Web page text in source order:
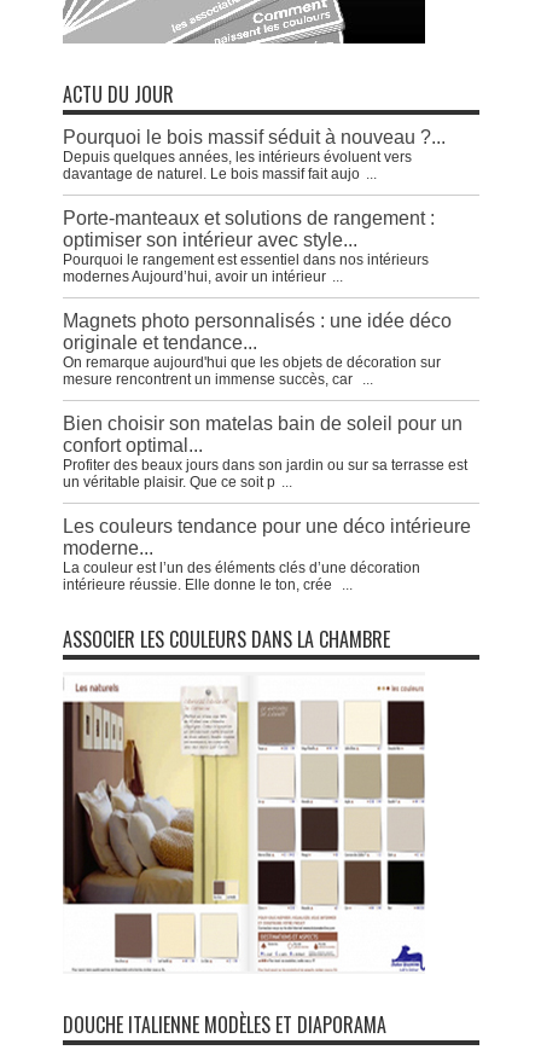
ACTU DU JOUR
Pourquoi le bois massif séduit à nouveau ?...
Depuis quelques années, les intérieurs évoluent vers
davantage de naturel. Le bois massif fait aujo ...
Porte-manteaux et solutions de rangement :
optimiser son intérieur avec style...
Pourquoi le rangement est essentiel dans nos intérieurs
modernes Aujourd’hui, avoir un intérieur ...
Magnets photo personnalisés : une idée déco
originale et tendance...
On remarque aujourd'hui que les objets de décoration sur
mesure rencontrent un immense succès, car
...
Bien choisir son matelas bain de soleil pour un
confort optimal...
Profiter des beaux jours dans son jardin ou sur sa terrasse est
un véritable plaisir. Que ce soit p ...
Les couleurs tendance pour une déco intérieure
moderne...
La couleur est l’un des éléments clés d’une décoration
intérieure réussie. Elle donne le ton, crée
...
ASSOCIER LES COULEURS DANS LA CHAMBRE
DOUCHE ITALIENNE MODÈLES ET DIAPORAMA